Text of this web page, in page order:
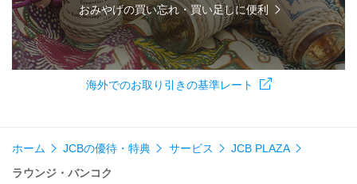
おみやげの買い忘れ・買い足しに便利
海外でのお取り引きの基準レート
ホーム JCBの優待・特典 サービス
JCB PLAZA
ラウンジ・バンコク